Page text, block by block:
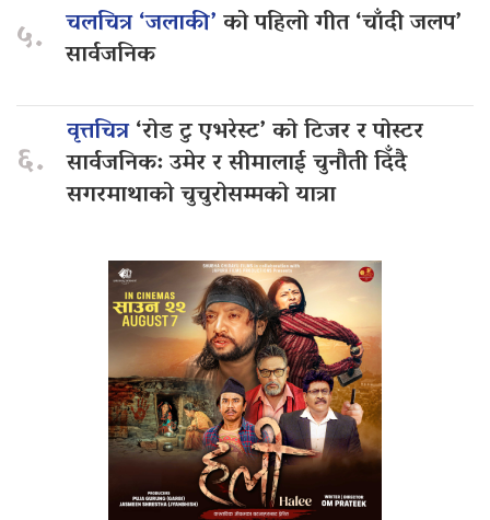
५. चलचित्र ‘जलाकी’को पहिलो गीत ‘चाँदी जलप’
सार्वजनिक
६.
वृत्तचित्र‘रोड टु एभरेस्ट’ को टिजर र पोस्टर
सार्वजनिक: उमेर र सीमालाई चुनौती दिँदै
सगरमाथाको चुचुरोसम्मको यात्रा